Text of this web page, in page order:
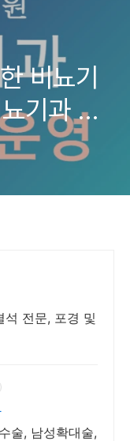
비뇨기
기과 지
석 전문, 포경 및
술, 남성확대술,